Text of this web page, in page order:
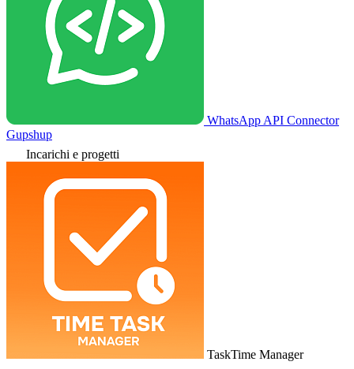
WhatsApp API Connector
Gupshup
Incarichi e progetti
TaskTime Manager